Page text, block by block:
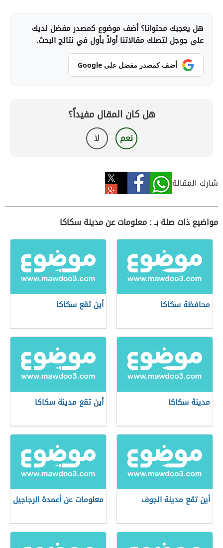
هل يعجبك محتوانا؟ أضف موضوع كمصدر مفضل لديك
على جوجل لتصلك مقالاتنا أولاً بأول في نتائج البحث.
أضف كمصدر مفضل على Google
هل كان المقال مفيداً؟
نعم لا
شارك المقالة
مواضيع ذات صلة بـ : معلومات عن مدينة سكاكا
محافظة سكاكا أين تقع سكاكا
مدينة سكاكا أين تقع مدينة سكاكا
أين تقع مدينة الجوف معلومات عن أعمدة الرجاجيل